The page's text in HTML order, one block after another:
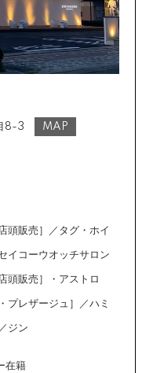
続き用のURLをEメ
りいたします。必要
いいたします。分割
お選びいただきま
でご希望のお客様は
い。※ショッピングク
8-3 MAP
頭販売］／タグ・ホイ
イコーウオッチサロン
頭販売］・アストロ
プレザージュ］／ハミ
ジン
在籍